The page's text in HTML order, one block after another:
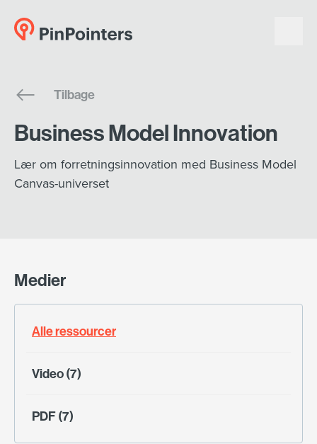
Tilbage
Business Model Innovation
Lær om forretningsinnovation med Business Model
Canvas-universet
Medier
Alle ressourcer
Video (7)
PDF (7)